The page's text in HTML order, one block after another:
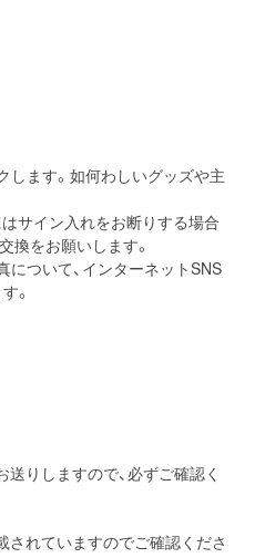
します。如何わしいグッズや主
サイン入れをお断りする場合
換をお願いします。
ついて、インターネットSNS
。
りしますので、必ずご確認く
されていますのでご確認くださ